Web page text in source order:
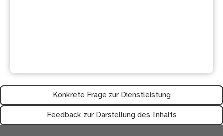
Konkrete Frage zur Dienstleistung
Feedback zur Darstellung des Inhalts